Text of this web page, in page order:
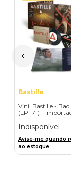
Bastille
Vinil Bastille -
(LP+7") -
Indisponível
Avise-me quando
ao estoque